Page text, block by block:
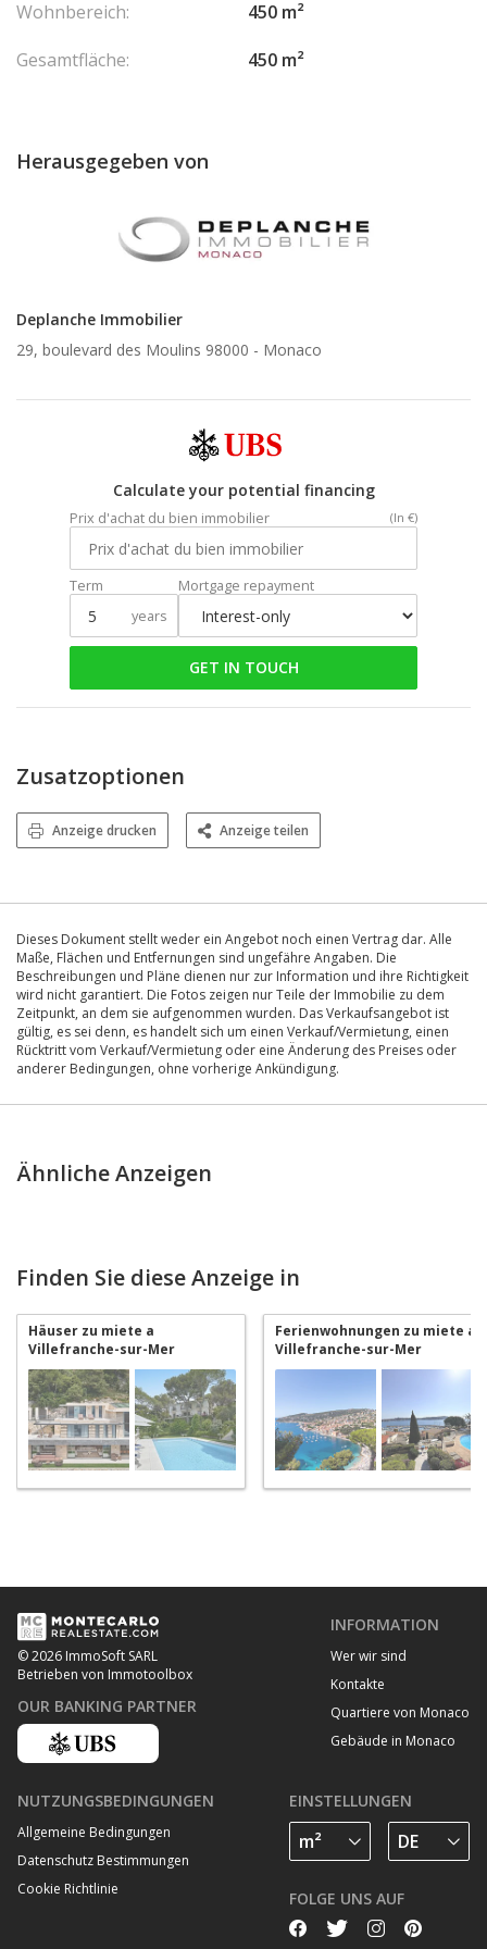
honoraires sont à la charge du vendeur.
Wohnbereich:
450 m²
Gesamtfläche:
450 m²
Herausgegeben von
Deplanche Immobilier
29, boulevard des Moulins 98000 - Monaco
Calculate your potential financing
Prix d'achat du bien immobilier (In €)
Term
years
Mortgage repayment
GET IN TOUCH
Zusatzoptionen
Anzeige drucken Anzeige teilen
Dieses Dokument stellt weder ein Angebot noch einen Vertrag dar. Alle
Maße, Flächen und Entfernungen sind ungefähre Angaben. Die
Beschreibungen und Pläne dienen nur zur Information und ihre Richtigkeit
wird nicht garantiert. Die Fotos zeigen nur Teile der Immobilie zu dem
Zeitpunkt, an dem sie aufgenommen wurden. Das Verkaufsangebot ist
gültig, es sei denn, es handelt sich um einen Verkauf/Vermietung, einen
Rücktritt vom Verkauf/Vermietung oder eine Änderung des Preises oder
anderer Bedingungen, ohne vorherige Ankündigung.
Ähnliche Anzeigen
Finden Sie diese Anzeige in
Häuser zu miete a
Villefranche-sur-Mer
Ferienwohnungen zu miete a
Villefranche-sur-Mer
© 2026 ImmoSoft SARL
Betrieben von Immotoolbox
OUR BANKING PARTNER
INFORMATION
Wer wir sind
Kontakte
Quartiere von Monaco
Gebäude in Monaco
NUTZUNGSBEDINGUNGEN
Allgemeine Bedingungen
Datenschutz Bestimmungen
Cookie Richtlinie
EINSTELLUNGEN
FOLGE UNS AUF